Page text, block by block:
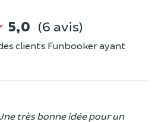
5,0 (6 avis)
clients Funbooker ayant
très bonne idée pour un